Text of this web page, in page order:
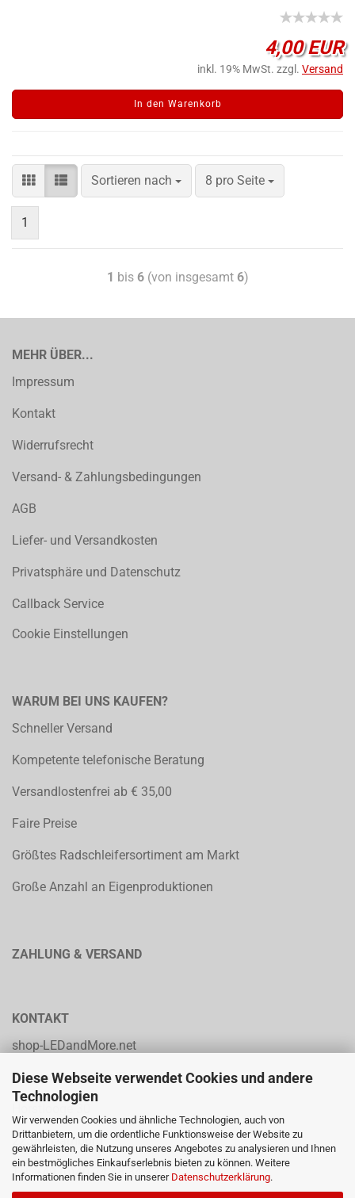
Diese Webseite verwendet Cookies und andere
Technologien
Wir verwenden Cookies und ähnliche Technologien, auch von
Drittanbietern, um die ordentliche Funktionsweise der Website zu
gewährleisten, die Nutzung unseres Angebotes zu analysieren und Ihnen
ein bestmögliches Einkaufserlebnis bieten zu können. Weitere
Informationen finden Sie in unserer Datenschutzerklärung.
4,00 EUR
inkl. 19% MwSt. zzgl. Versand
In den Warenkorb
Sortieren nach 8 pro Seite
1
1 bis 6(von insgesamt 6)
MEHR ÜBER...
Impressum
Kontakt
Widerrufsrecht
Versand- & Zahlungsbedingungen
AGB
Liefer- und Versandkosten
Privatsphäre und Datenschutz
Callback Service
Cookie Einstellungen
WARUM BEI UNS KAUFEN?
Schneller Versand
Kompetente telefonische Beratung
Versandlostenfrei ab € 35,00
Faire Preise
Größtes Radschleifersortiment am Markt
Große Anzahl an Eigenproduktionen
ZAHLUNG & VERSAND
KONTAKT
shop-LEDandMore.net
solution p.p. Heinz Parpard
Horstlooge 30
22359 Hamburg
Tel: +49 (0)40-24 88 34 72